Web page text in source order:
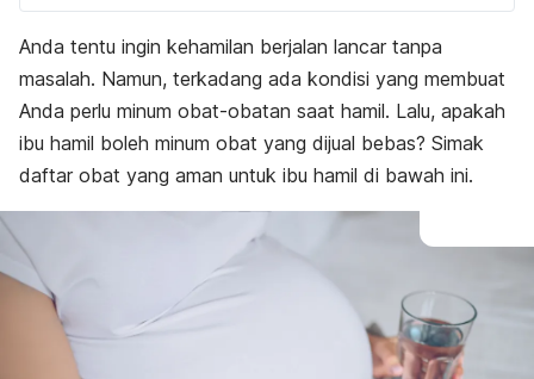
Anda tentu ingin kehamilan berjalan lancar tanpa
masalah. Namun, terkadang ada kondisi yang membuat
Anda perlu minum obat-obatan saat hamil. Lalu, apakah
ibu hamil boleh minum obat yang dijual bebas? Simak
daftar obat yang aman untuk ibu hamil di bawah ini.